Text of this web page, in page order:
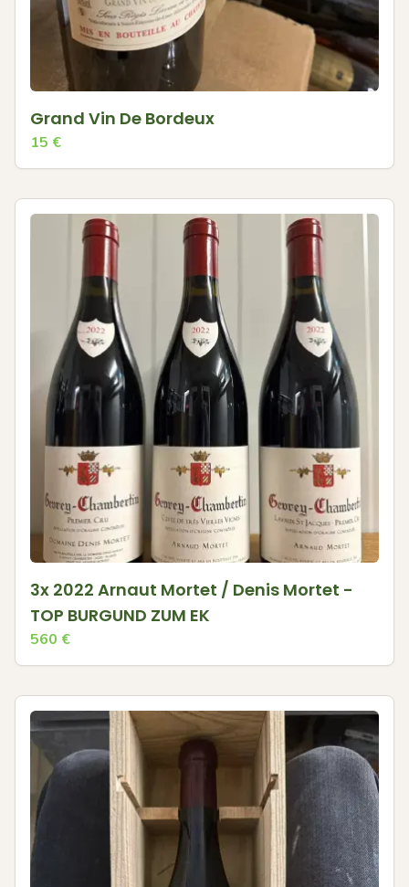
Grand Vin De Bordeux
15 €
3x 2022 Arnaut Mortet / Denis Mortet -
TOP BURGUND ZUM EK
560 €